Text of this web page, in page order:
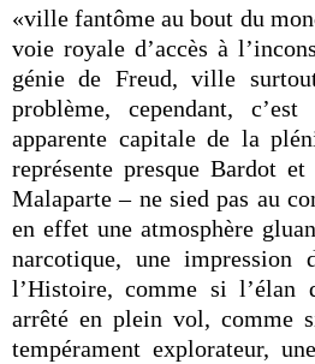
«ville fantôme au bout du
voie royale d’accès à
génie de Freud, ville
problème, cependant,
apparente capitale de la
représente presque Bardot
Malaparte – ne sied pas au
en effet une atmosphère
narcotique, une
l’Histoire, comme si l’élan
arrêté en plein vol, comme
tempérament explorateur,